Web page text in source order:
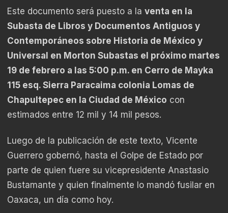
Este documento será puesto a la venta en la
Subasta de Libros y Documentos Antiguos y
Contemporáneos sobre Historia de México y
Universal en Morton Subastas el próximo martes
19 de febrero a las 5:00 p.m. en Cerro de Mayka
115 esq. Sierra Paracaima colonia Lomas de
Chapultepec en la Ciudad de México con
estimados entre 12 mil y 14 mil pesos.
Luego de la publicación de este texto, Vicente
Guerrero gobernó, hasta el Golpe de Estado por
parte de quien fuere su vicepresidente Anastasio
Bustamante y quien finalmente lo mandó fusilar en
Oaxaca, un día como hoy.